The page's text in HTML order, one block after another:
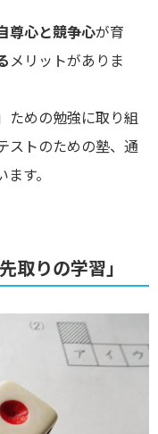
尊心と競争心が育
メリットがありま
ための勉強に取り組
ストのための塾、通
す。
取りの学習」